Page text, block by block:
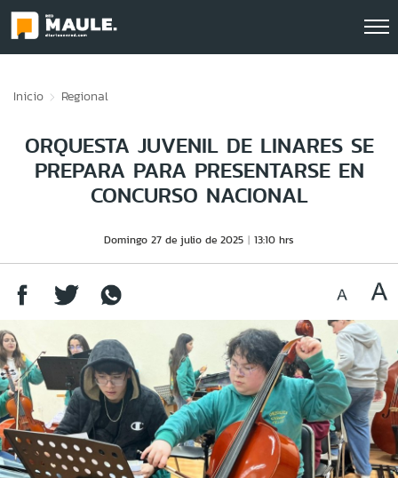
Inicio Regional
ORQUESTA JUVENIL DE LINARES SE
PREPARA PARA PRESENTARSE EN
CONCURSO NACIONAL
Domingo 27 de julio de 2025 13:10 hrs